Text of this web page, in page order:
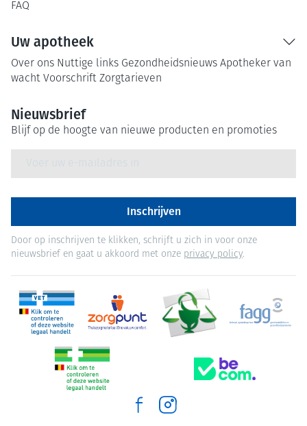
FAQ
Uw apotheek
Over ons Nuttige links Gezondheidsnieuws Apotheker van
wacht Voorschrift Zorgtarieven
Nieuwsbrief
Blijf op de hoogte van nieuwe producten en promoties
Inschrijven
Door op inschrijven te klikken, schrijft u zich in voor onze
nieuwsbrief en gaat u akkoord met onze privacy policy.